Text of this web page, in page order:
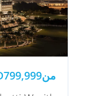
من799,999